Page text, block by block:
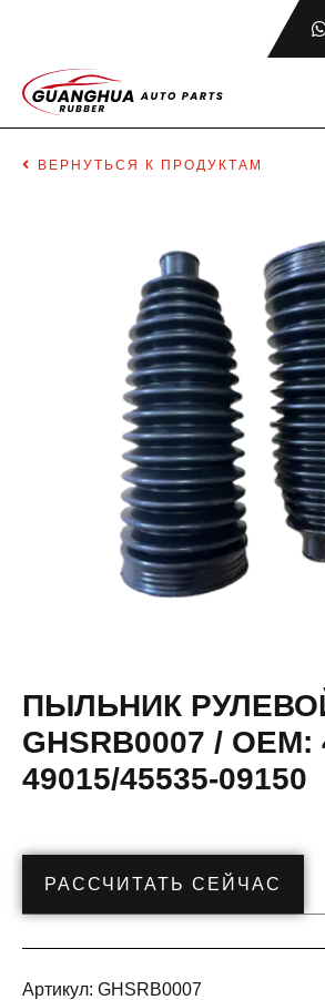
ВЕРНУТЬСЯ К ПРОДУКТАМ
ПЫЛЬНИК
GHSRB0007 / OEM:
49015/45535-09150
РАССЧИТАТЬ СЕЙЧАС
Артикул: GHSRB0007